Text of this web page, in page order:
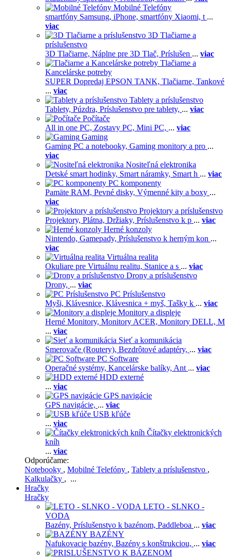
Mobilné Telefóny
smartfóny Samsung, iPhone, smartfóny Xiaomi, t ...
viac
3D Tlačiarne a
príslušenstvo
3D Tlačiarne, Náplne pre 3D Tlač, Príslušen ... viac
Tlačiarne a
Kancelárske potreby
SUPER Dopredaj EPSON TANK, Tlačiarne, Tankové
... viac
Tablety a príslušenstvo
Tablety, Púzdra, Príslušenstvo pre tablety, ... viac
Počítače
All in one PC, Zostavy PC, Mini PC, ... viac
Gaming
Gaming PC a notebooky, Gaming monitory a pro ...
viac
Nositeľná elektronika
Detské smart hodinky, Smart náramky, Smart h ... viac
PC komponenty
Pamäte RAM, Pevné disky, Výmenné kity a boxy ...
viac
Projektory a príslušenstvo
Projektory, Plátna, Držiaky, Príslušenstvo k p ... viac
Herné konzoly
Nintendo, Gamepady, Príslušenstvo k herným kon ...
viac
Virtuálna realita
Okuliare pre Virtuálnu realitu, Stanice a s ... viac
Drony a príslušenstvo
Drony, ... viac
PC Príslušenstvo
Myši, Klávesnice, Klávesnica + myš, Tašky k ... viac
Monitory a displeje
Herné Monitory, Monitory ACER, Monitory DELL, M
... viac
Sieť a komunikácia
Smerovače (Routery), Bezdrôtové adaptéry, ... viac
PC Software
Operačné systémy, Kancelárske balíky, Ant ... viac
HDD externé
... viac
GPS navigácie
GPS navigácie, ... viac
USB kľúče
... viac
Čítačky elektronických
kníh
... viac
Odporúčame:
Notebooky , Mobilné Telefóny , Tablety a príslušenstvo ,
Kalkulačky , ...
Hračky
Hračky
LETO - SLNKO -
VODA
Bazény, Príslušenstvo k bazénom, Paddleboa ... viac
BAZÉNY
Nafukovacie bazény, Bazény s konštrukciou, ... viac